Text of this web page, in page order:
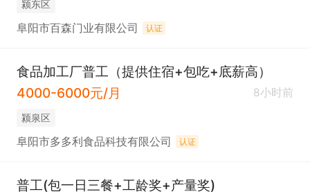
颍东区
阜阳市百森门业有限公司 认证
食品加工厂普工（提供住宿+包吃+底薪高）
4000-6000元/月
8小时前
颍泉区
阜阳市多多利食品科技有限公司 认证
普工(包一日三餐+工龄奖+产量奖)